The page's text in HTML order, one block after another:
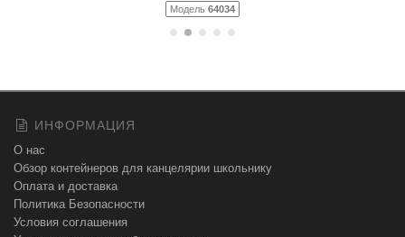
Модель 64034
ИНФОРМАЦИЯ
О нас
Обзор контейнеров для канцелярии школьнику
Оплата и доставка
Политика Безопасности
Условия соглашения